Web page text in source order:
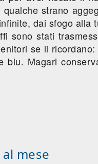
strano
dai sfogo alla
sono stati
se li
blu. Magari
mese